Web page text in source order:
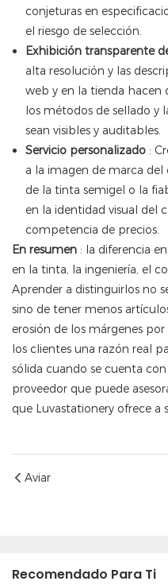
conjeturas en
el riesgo de selección.
Exhibición transparente
alta resolución y las
web y en la tienda hacen
los métodos de sellado y
sean visibles y auditables.
Servicio personalizado:
a la imagen de marca del
de la tinta semigel o la
en la identidad visual del
competencia de precios.
En resumen : la diferencia
en la tinta, la ingeniería, el
Aprender a distinguirlos no
sino de tener menos
erosión de los márgenes
los clientes una razón real
sólida cuando se cuenta
proveedor que puede
que Luvastationery ofrece a
Aviar
Recomendado Para Ti